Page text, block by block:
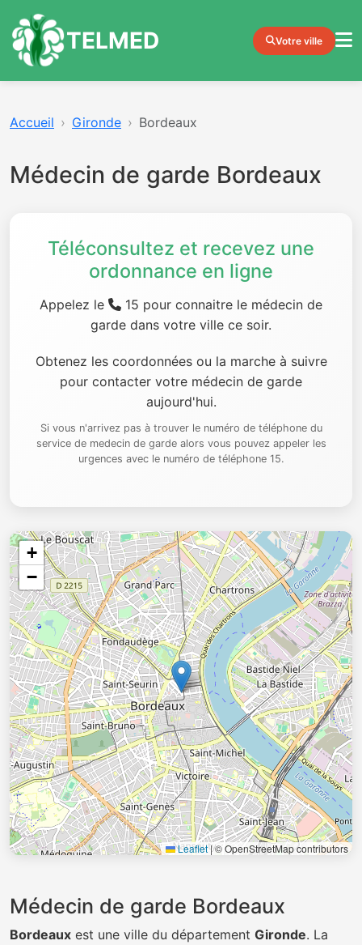
TELMED Votre ville
Accueil Gironde Bordeaux
Médecin de garde Bordeaux
Téléconsultez et recevez une
ordonnance en ligne
Appelez le
15 pour connaitre le médecin de
garde dans votre ville ce soir.
Obtenez les coordonnées ou la marche à suivre
pour contacter votre médecin de garde
aujourd'hui.
Si vous n'arrivez pas à trouver le numéro de téléphone du
service de medecin de garde alors vous pouvez appeler les
urgences avec le numéro de téléphone 15.
+
−
Leaflet|© OpenStreetMap contributors
Médecin de garde Bordeaux
Bordeaux est une ville du département Gironde. La